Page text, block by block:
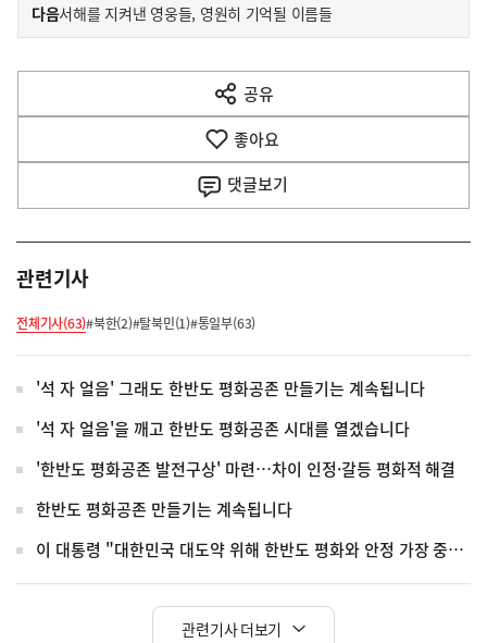
전
다
음
다음기
사
서해를 지켜낸 영웅들, 영원히 기억될 이름들
공유
열
기
좋아요
댓글보기
관련기사
전체기사(63)#북한(2)#탈북민(1)#통일부(63)
'석 자 얼음' 그래도 한반도 평화공존 만들기는 계속됩니다
'석 자 얼음'을 깨고 한반도 평화공존 시대를 열겠습니다
'한반도 평화공존 발전구상' 마련…차이 인정·갈등 평화적 해결
한반도 평화공존 만들기는 계속됩니다
이 대통령 "대한민국 대도약 위해 한반도 평화와 안정 가장 중요"
관련기사 더보기